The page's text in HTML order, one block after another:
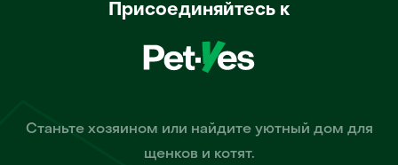
Присоединяйтесь к
Станьте хозяином или найдите уютный дом для
щенков и котят.